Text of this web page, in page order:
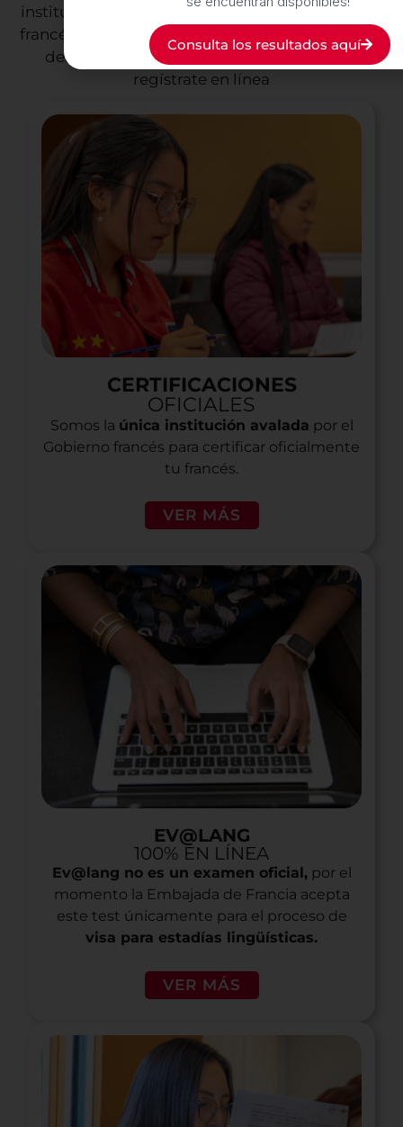
institución en Colombia que puede certificar tu
francés para que alcances tus metas: consulta la
descripción de los exámenes, las fechas y
regístrate en línea
CERTIFICACIONES
OFICIALES
Somos la única institución avalada por el
Gobierno francés para certificar oficialmente
tu francés.
VER MÁS
EV@LANG
100% EN LÍNEA
Ev@lang no es un examen oficial,por el
momento la Embajada de Francia acepta
este test únicamente para el proceso de
visa para estadías lingüísticas.
VER MÁS
Consulta los resultados aquí